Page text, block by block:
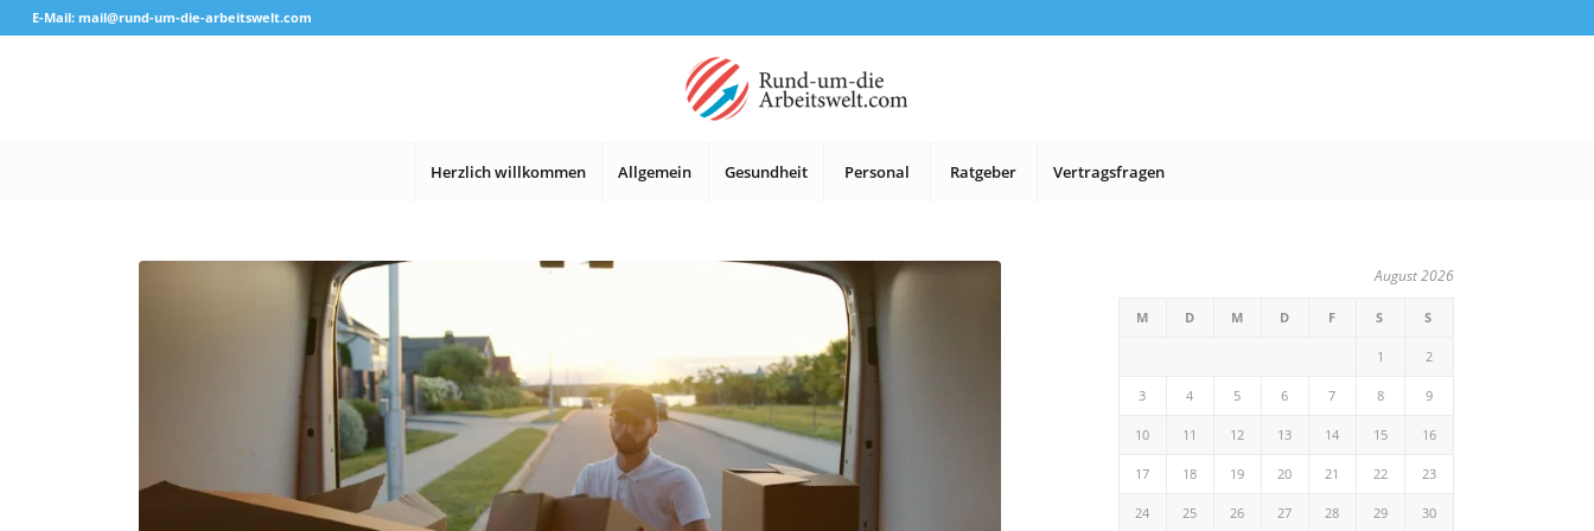
E-Mail: mail@rund-um-die-arbeitswelt.com
Herzlich willkommen Allgemein Gesundheit Personal Ratgeber Vertragsfragen
August 2026
M D M D F S S
1 2
3 4 5 6 7 8 9
10 11 12 13 14 15 16
17 18 19 20 21 22 23
24 25 26 27 28 29 30